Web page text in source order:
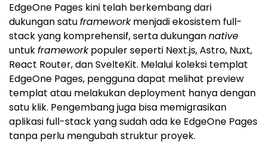
EdgeOne Pages kini telah berkembang dari
dukungan satuframeworkmenjadi ekosistem full-
stack yang komprehensif, serta dukungannative
untukframeworkpopuler seperti Next.js, Astro, Nuxt,
React Router, dan SvelteKit. Melalui koleksi templat
EdgeOne Pages, pengguna dapat melihat preview
templat atau melakukan deployment hanya dengan
satu klik. Pengembang juga bisa memigrasikan
aplikasi full-stack yang sudah ada ke EdgeOne Pages
tanpa perlu mengubah struktur proyek.